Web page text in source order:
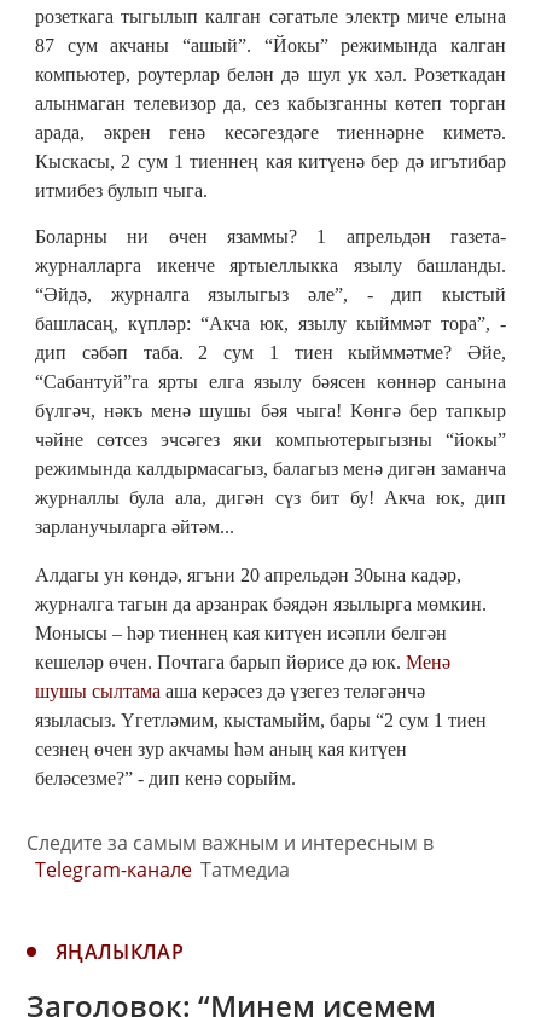
розеткага тыгылып калган сәгатьле электр миче елына
87 сум акчаны “ашый”. “Йокы” режимында калган
компьютер, роутерлар белән дә шул ук хәл. Розеткадан
алынмаган телевизор да, сез кабызганны көтеп торган
арада, әкрен генә кесәгездәге тиеннәрне киметә.
Кыскасы, 2 сум 1 тиеннең кая китүенә бер дә игътибар
итмибез булып чыга.
Боларны ни өчен язаммы? 1 апрельдән газета-
журналларга икенче яртыеллыкка язылу башланды.
“Әйдә, журналга язылыгыз әле”, - дип кыстый
башласаң, күпләр: “Акча юк, язылу кыйммәт тора”, -
дип сәбәп таба. 2 сум 1 тиен кыйммәтме? Әйе,
“Сабантуй”га ярты елга язылу бәясен көннәр санына
бүлгәч, нәкъ менә шушы бәя чыга! Көнгә бер тапкыр
чәйне сөтсез эчсәгез яки компьютерыгызны “йокы”
режимында калдырмасагыз, балагыз менә дигән заманча
журналлы була ала, дигән сүз бит бу! Акча юк, дип
зарланучыларга әйтәм...
Алдагы ун көндә, ягъни 20 апрельдән 30ына кадәр,
журналга тагын да арзанрак бәядән язылырга мөмкин.
Монысы – һәр тиеннең кая китүен исәпли белгән
кешеләр өчен. Почтага барып йөрисе дә юк. Менә
шушы сылтама аша керәсез дә үзегез теләгәнчә
языласыз. Үгетләмим, кыстамыйм, бары “2 сум 1 тиен
сезнең өчен зур акчамы һәм аның кая китүен
беләсезме?” - дип кенә сорыйм.
Следите за самым важным и интересным в
Telegram-канале Татмедиа
ЯҢАЛЫКЛАР
Заголовок: “Минем исемем